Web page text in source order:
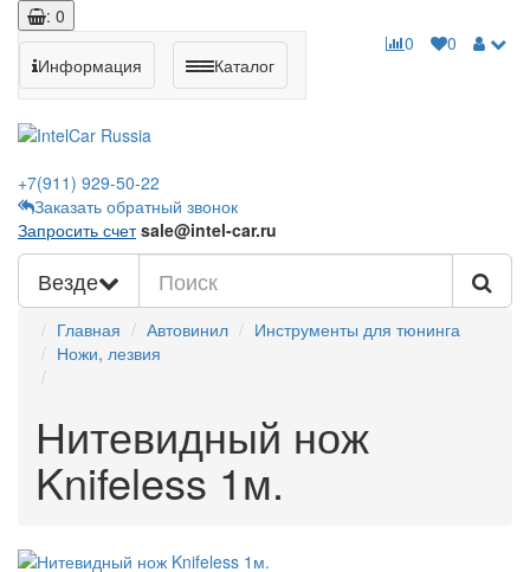
: 0
Каталог
Информация
0 0
+7(911) 929-50-22
Заказать обратный звонок
Запросить счет sale@intel-car.ru
Везде
Главная Автовинил
Инструменты для тюнинга
Ножи, лезвия
Нитевидный нож
Knifeless 1м.